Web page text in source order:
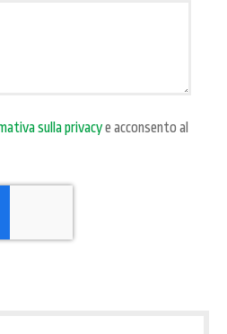
sulla privacye acconsento al